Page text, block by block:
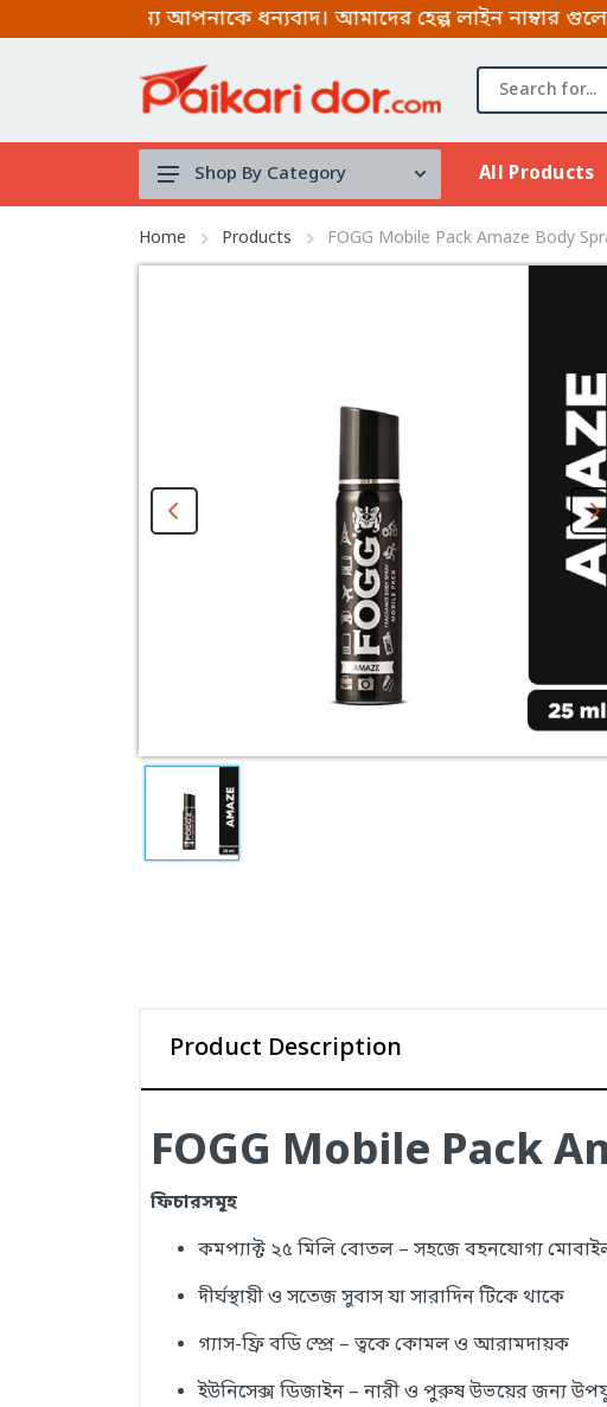
আপনাকে ধন্যবাদ। আমাদের হেল্প লাইন নাম্বার গুলোতে কল
Face serum
stock clearance
Lip & Cheek Mud
Shop By Category All Products
Home Products FOGG Mobile Pack Amaze Body
Product Description
FOGG Mobile Pack
ফিচারসমূহ
কমপ্যাক্ট ২৫ মিলি বোতল – সহজে বহনযোগ্য
দীর্ঘস্থায়ী ও সতেজ সুবাস যা সারাদিন টিকে থাকে
গ্যাস-ফ্রি বডি স্প্রে – ত্বকে কোমল ও আরামদায়ক
ইউনিসেক্স ডিজাইন – নারী ও পুরুষ উভয়ের জন্য